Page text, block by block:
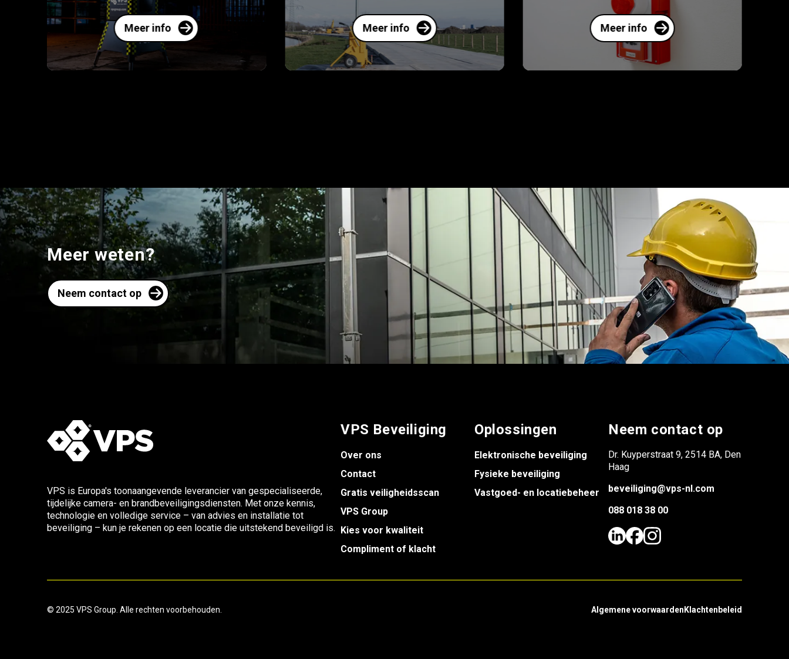
Meer info Meer info Meer info
Meer weten?
Neem contact op
VPS is Europa's toonaangevende leverancier van gespecialiseerde,
tijdelijke camera- en brandbeveiligingsdiensten. Met onze kennis,
technologie en volledige service – van advies en installatie tot
beveiliging – kun je rekenen op een locatie die uitstekend beveiligd is.
VPS Beveiliging
Over ons
Contact
Gratis veiligheidsscan
VPS Group
Kies voor kwaliteit
Compliment of klacht
Oplossingen
Elektronische beveiliging
Fysieke beveiliging
Vastgoed- en locatiebeheer
Neem contact op
Dr. Kuyperstraat 9, 2514 BA, Den
Haag
beveiliging@vps-nl.com
088 018 38 00
© 2025 VPS Group. Alle rechten voorbehouden. Algemene voorwaarden Klachtenbeleid